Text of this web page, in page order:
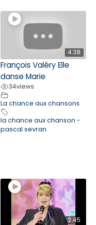
4:38
François Valéry Elle
danse Marie
34views
La chance aux chansons
la chance aux chanson -
pascal sevran
2:45